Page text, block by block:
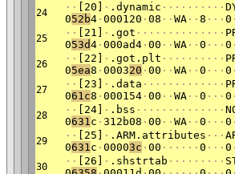
24 · · [20] · .dynamic · · · · · · · · · ·
052b4 · 000120 · 08 · · WA · · 8 · · · 0 ·
25 · · [21] · .got · · · · · · · · · · · · · ·
053d4 · 000ad4 · 00 · · WA · · 0 · · · 0 ·
26 · · [22] · .got.plt · · · · · · · · · ·
05ea8 · 000320 · 00 · · WA · · 0 · · · 0 ·
27 · · [23] · .data · · · · · · · · · · · · ·
061c8 · 000154 · 00 · · WA · · 0 · · · 0 ·
28 · · [24] · .bss · · · · · · · · · · · · · ·
0631c · 312b08 · 00 · · WA · · 0 · · · 0 ·
29 · · [25] · .ARM.attributes · · ·
0631c · 00003c · 00 · · · · · · 0 · · · 0 ·
30 · · [26] · .shstrtab · · · · · · · · ·